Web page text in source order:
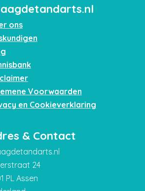
ons
Voorwaarden
en Cookieverklaring
& Contact
24
PL Assen